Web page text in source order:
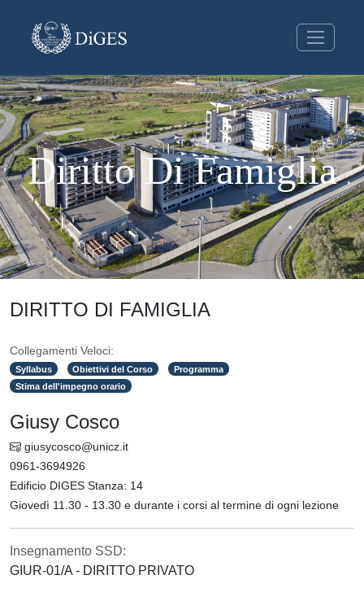
Diritto Di Famiglia
DIRITTO DI FAMIGLIA
Collegamenti Veloci:
Syllabus Obiettivi del Corso
Programma
Stima dell'impegno orario
Giusy Cosco
giusycosco@unicz.it
0961-3694926
Edificio DIGES Stanza: 14
Giovedì 11.30 - 13.30 e durante i corsi al termine di ogni lezione
Insegnamento SSD:
GIUR-01/A - DIRITTO PRIVATO